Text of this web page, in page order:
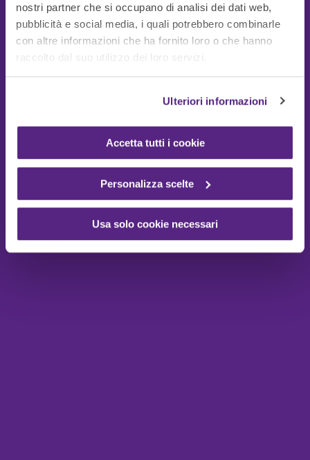
nostri partner che si occupano di analisi dei dati web,
pubblicità e social media, i quali potrebbero combinarle
con altre informazioni che ha fornito loro o che hanno
raccolto dal suo utilizzo dei loro servizi.
Ulteriori informazioni
Accetta tutti i cookie
Personalizza scelte
Usa solo cookie necessari
Guide Utili